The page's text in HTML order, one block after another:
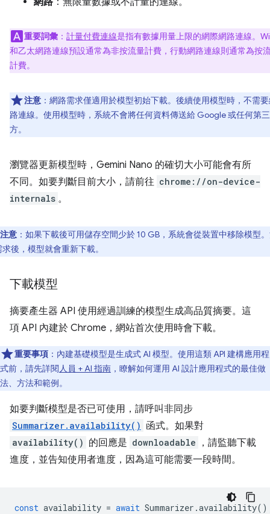
重要詞彙 ： 計量付費連線是指有數據用量上限的網際網路連線。
和乙太網路連線預設通常為非按流量計費，行動網路連線則通常為按
計費。
注意 ：網路需求僅適用於模型初始下載。後續使用模型時，不需
路連線。使用模型時，系統不會將任何資料傳送給 Google 或任何第三
方。
瀏覽器更新模型時，Gemini Nano 的確切大小可能會有所
不同。如要判斷目前大小，請前往 chrome://on-device-
internals 。
注意 ：如果下載後可用儲存空間少於 10 GB，系統會從裝置中移除模型
後，模型就會重新下載。
下載模型
摘要產生器 API 使用經過訓練的模型生成高品質摘要。這
項 API 內建於 Chrome，網站首次使用時會下載。
重要事項 ：內建基礎模型是生成式 AI 模型。使用這類 API 建構應用程
式前，請先詳閱人員 + AI 指南 ，瞭解如何運用 AI 設計應用程式的最佳做
法、方法和範例。
如要判斷模型是否已可使用，請呼叫非同步
Summarizer.availability() 函式。如果對
availability() 的回應是 downloadable
，請監聽下載
進度，並告知使用者進度，因為這可能需要一段時間。
const availability = await Summarizer .availability